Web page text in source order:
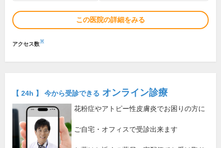
この医院の詳細をみる
アクセス数※
【 24h 】 今から受診できる オンライン診療
花粉症やアトピー性皮膚炎でお困りの方に
ご自宅・オフィスで受診出来ます